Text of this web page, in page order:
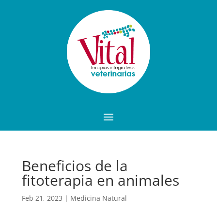
Beneficios de la
fitoterapia en animales
Feb 21, 2023 | Medicina Natural